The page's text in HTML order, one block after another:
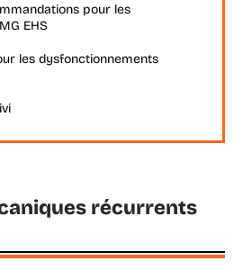
pour les
EHS
les dysfonctionnements
récurrents